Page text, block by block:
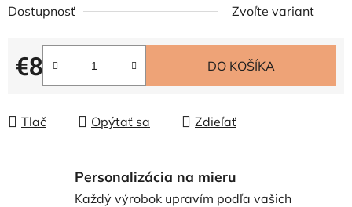
Dostupnosť Zvoľte variant
€8
Jednotková cena:
DO KOŠÍKA
Tlač Opýtať sa Zdieľať
Personalizácia na mieru
Každý výrobok upravím podľa vašich